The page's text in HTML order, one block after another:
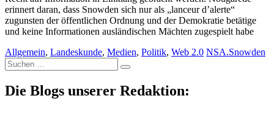
erinnert daran, dass Snowden sich nur als „lanceur d’alerte“
zugunsten der öffentlichen Ordnung und der Demokratie betätige
und keine Informationen ausländischen Mächten zugespielt habe
Allgemein, Landeskunde, Medien, Politik, Web 2.0 NSA.Snowden
Suche
nach:
Die Blogs unserer Redaktion: